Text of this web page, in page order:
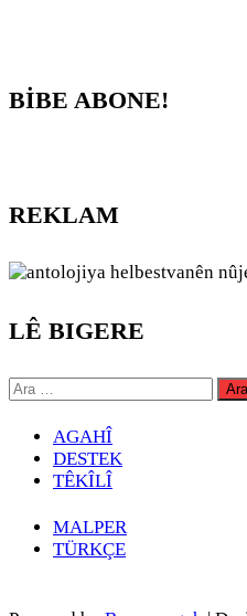
BİBE ABONE!
REKLAM
LÊ BIGERE
Arama:
AGAHÎ
DESTEK
TÊKÎLÎ
MALPER
TÜRKÇE